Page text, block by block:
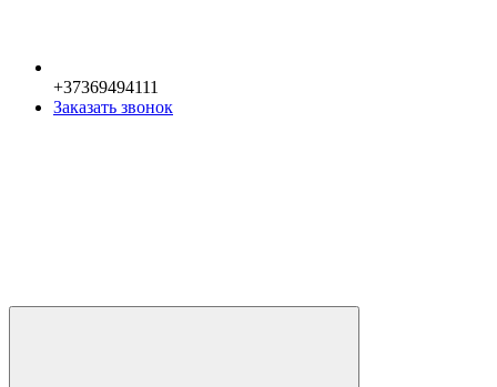
+37369494111
Заказать звонок